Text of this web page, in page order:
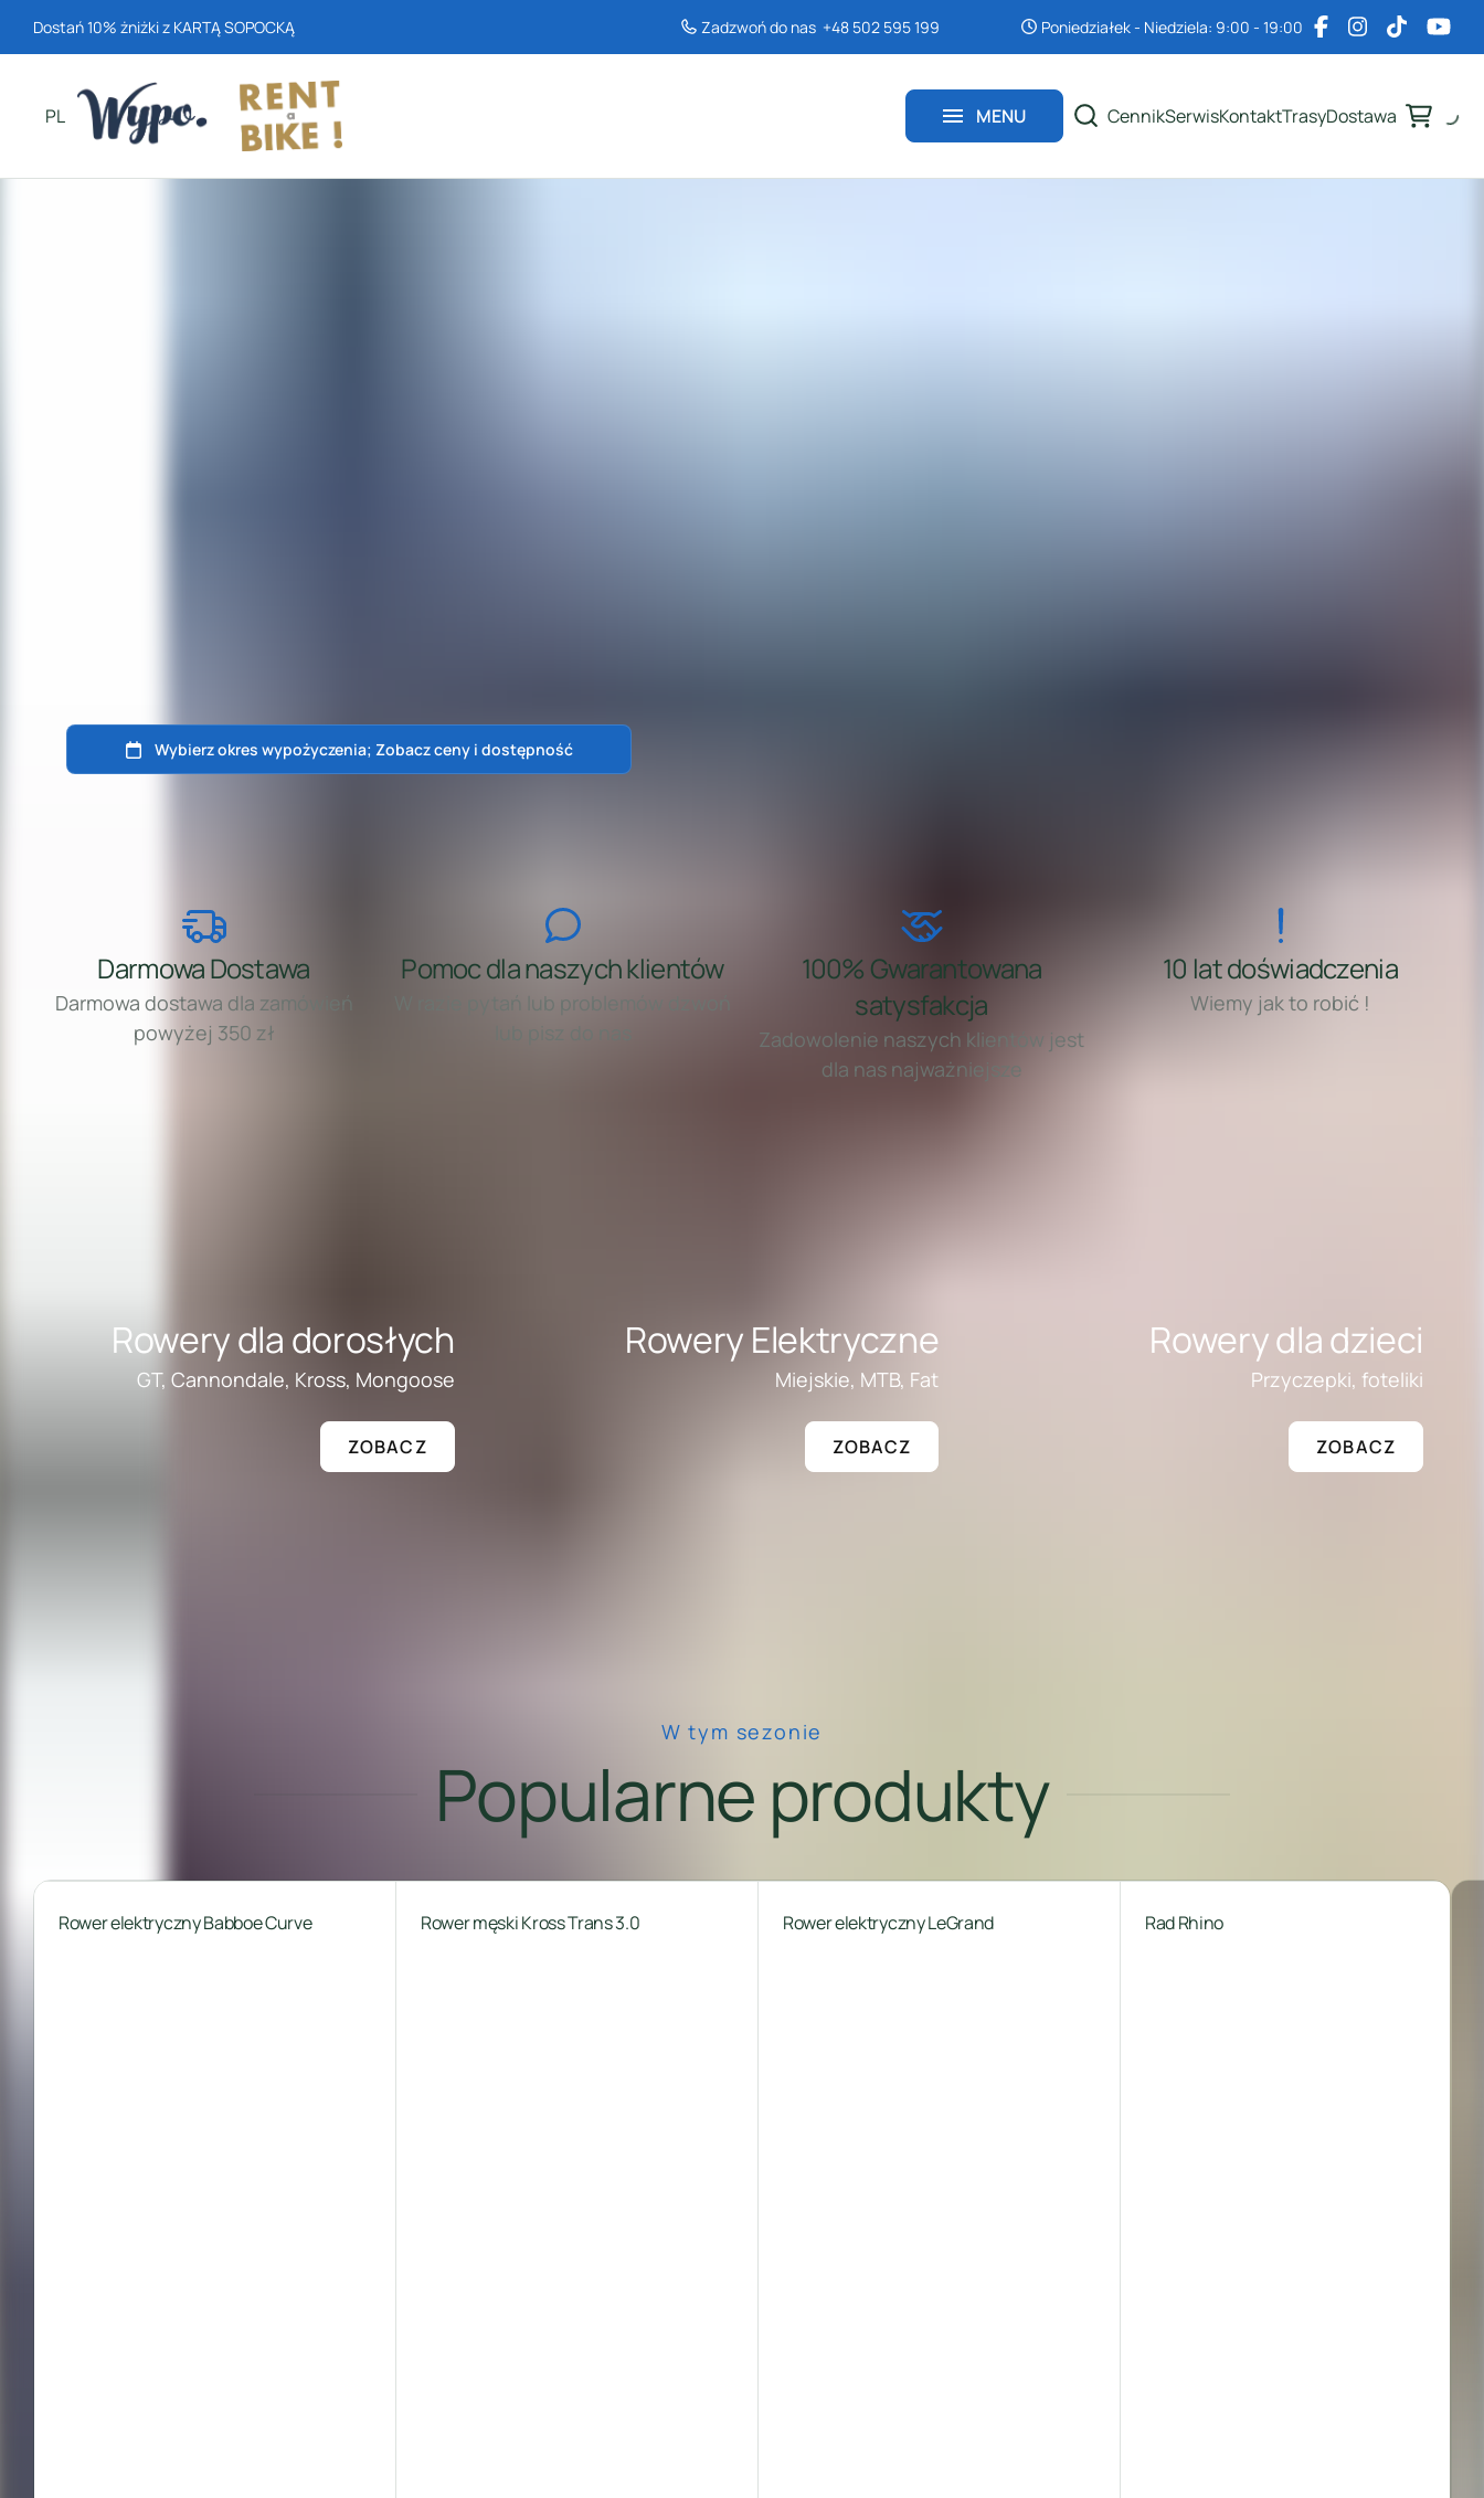
Dostań 10% żniżki z KARTĄ SOPOCKĄ Zadzwoń do nas +48 502 595 199 Poniedziałek - Niedziela: 9:00 - 19:00
PL CennikSerwisKontaktTrasyDostawa
MENU
Wszystkie rowery
Darmowa Dostawa
Darmowa dostawa dla zamówień
powyżej 350 zł
Pomoc dla naszych klientów
W razie pytań lub problemów dzwoń
lub pisz do nas
100% Gwarantowana
satysfakcja
Zadowolenie naszych klientów jest
dla nas najważniejsze
10 lat doświadczenia
Wiemy jak to robić !
Rowery dla dorosłych
GT, Cannondale, Kross, Mongoose
ZOBACZ
Rowery Elektryczne
Miejskie, MTB, Fat
ZOBACZ
Rowery dla dzieci
Przyczepki, foteliki
ZOBACZ
W tym sezonie
Popularne produkty
Rower elektryczny Babboe Curve Rower męski Kross Trans 3.0 Rower elektryczny LeGrand Rad Rhino